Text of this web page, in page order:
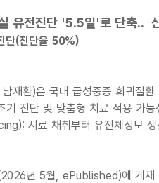
유전진단 '5.5일'로 단축..
단(진단율 50%)
재환)은 국내 급성중증 희귀질
진단 및 맞춤형 치료 적용 가능
시료 채취부터 유전체정보 생
년 5월, ePublished)에 게재